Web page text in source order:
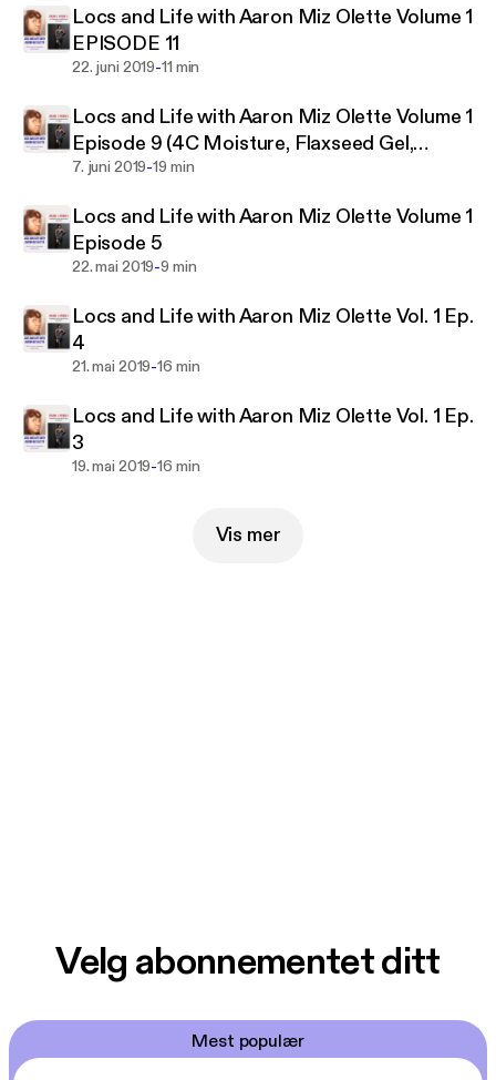
Locs and Life with Aaron Miz Olette Volume 1
EPISODE 11
22. juni 2019-11 min
Locs and Life with Aaron Miz Olette Volume 1
Episode 9 (4C Moisture, Flaxseed Gel,
Herbalife Backstory, Nutrition Club, Dating
7. juni 2019-19 min
Locs and Life with Aaron Miz Olette Volume 1
Episode 5
22. mai 2019-9 min
Locs and Life with Aaron Miz Olette Vol. 1 Ep.
4
21. mai 2019-16 min
Locs and Life with Aaron Miz Olette Vol. 1 Ep.
3
19. mai 2019-16 min
Vis mer
Velg abonnementet ditt
Mest populær